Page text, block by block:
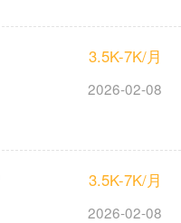
3.5K-7K/月
2026-02-08
3.5K-7K/月
2026-02-08